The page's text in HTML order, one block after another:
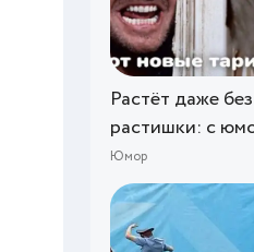
Растёт даже без
растишки: с
Юмор